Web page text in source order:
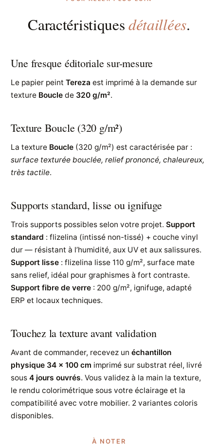
Caractéristiquesdétaillées.
Une fresque éditoriale sur-mesure
Le papier peintTereza est imprimé à la demande sur
texture Boucle de 320 g/m².
Texture Boucle (320 g/m²)
La texture Boucle (320 g/m²) est caractérisée par :
surface texturée bouclée, relief prononcé, chaleureux,
très tactile.
Supports standard, lisse ou ignifuge
Trois supports possibles selon votre projet.Support
standard : flizelina (intissé non-tissé) + couche vinyl
dur — résistant à l’humidité, aux UV et aux salissures.
Support lisse : flizelina lisse 110 g/m², surface mate
sans relief, idéal pour graphismes à fort contraste.
Support fibre de verre : 200 g/m², ignifuge, adapté
ERP et locaux techniques.
Touchez la texture avant validation
Avant de commander, recevez unéchantillon
physique 34 × 100 cm imprimé sur substrat réel, livré
sous4 jours ouvrés. Vous validez à la main la texture,
le rendu colorimétrique sous votre éclairage et la
compatibilité avec votre mobilier. 2 variantes coloris
disponibles.
À NOTER